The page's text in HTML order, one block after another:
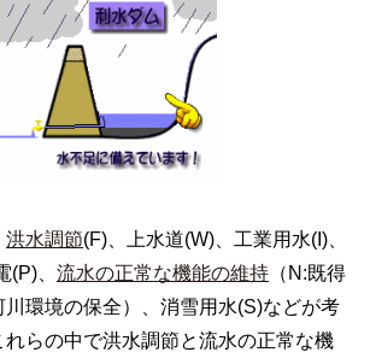
洪水調節(F)、上水道(W)、工業用水(I)、
(P)、 流水の正常な機能の維持 （N:既得
環境の保全）、消雪用水(S)などが考
れらの中で洪水調節と流水の正常な機